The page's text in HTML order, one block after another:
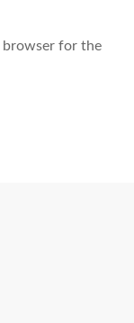
browser for the